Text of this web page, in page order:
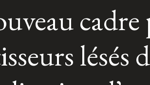
cadre
lésés